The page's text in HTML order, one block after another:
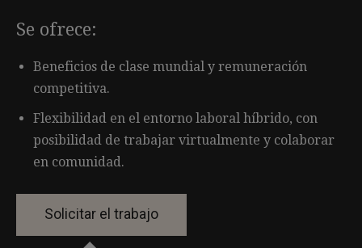
Se ofrece:
Beneficios de clase mundial y remuneración
competitiva.
Flexibilidad en el entorno laboral híbrido, con
posibilidad de trabajar virtualmente y colaborar
en comunidad.